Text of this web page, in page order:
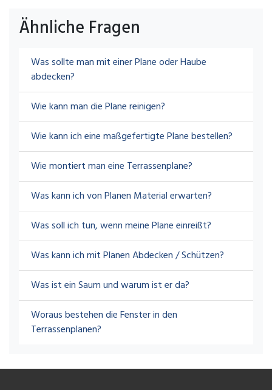
Ähnliche Fragen
Was sollte man mit einer Plane oder Haube
abdecken?
Wie kann man die Plane reinigen?
Wie kann ich eine maßgefertigte Plane bestellen?
Wie montiert man eine Terrassenplane?
Was kann ich von Planen Material erwarten?
Was soll ich tun, wenn meine Plane einreißt?
Was kann ich mit Planen Abdecken / Schützen?
Was ist ein Saum und warum ist er da?
Woraus bestehen die Fenster in den
Terrassenplanen?